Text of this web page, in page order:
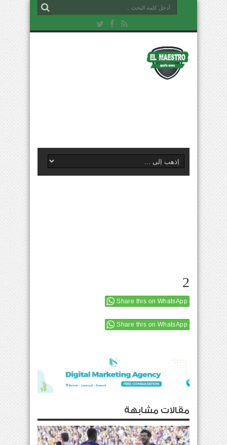
2
Share this on WhatsApp
Share this on WhatsApp
مقالات مشابهة